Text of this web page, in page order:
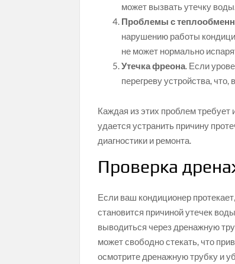
может вызвать утечку
Проблемы с
нарушению работы
не может нормально
Утечка фреона. Если
перегреву устройства,
Каждая из этих проблем
удается устранить причину
диагностики и ремонта.
Проверка
Если ваш кондиционер
становится причиной утечек
выводиться через дренажную
может свободно стекать, что
осмотрите дренажную трубку и